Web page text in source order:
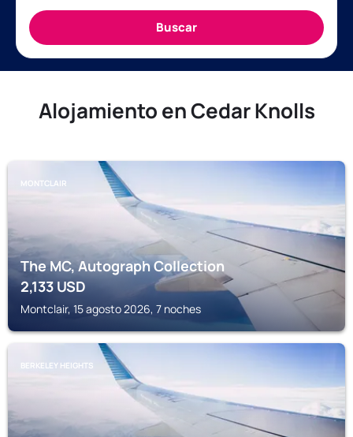
Alojamiento en Cedar Knolls
MONTCLAIR
The MC, Autograph Collection
2,133USD
Montclair, 15 agosto 2026, 7 noches
BERKELEY HEIGHTS